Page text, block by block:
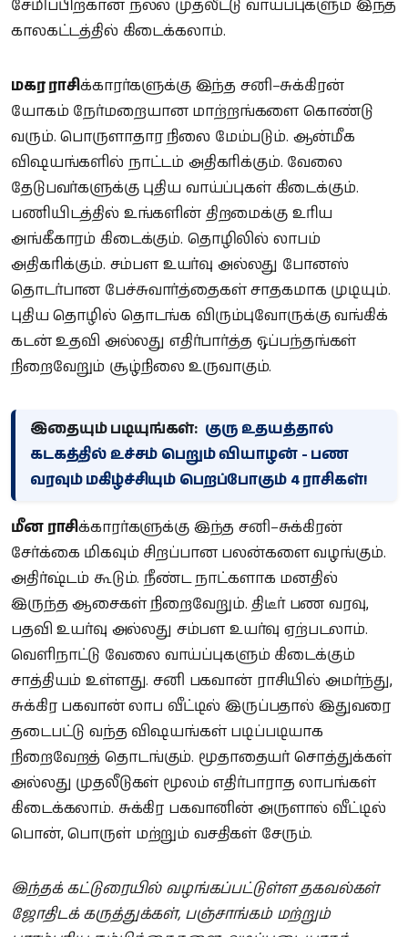
சேமிப்பிற்கான நல்ல முதலீட்டு வாய்ப்புகளும் இந்த
காலகட்டத்தில் கிடைக்கலாம்.
மகர ராசிக்காரர்களுக்கு இந்த சனி–சுக்கிரன்
யோகம் நேர்மறையான மாற்றங்களை கொண்டு
வரும். பொருளாதார நிலை மேம்படும். ஆன்மீக
விஷயங்களில் நாட்டம் அதிகரிக்கும். வேலை
தேடுபவர்களுக்கு புதிய வாய்ப்புகள் கிடைக்கும்.
பணியிடத்தில் உங்களின் திறமைக்கு உரிய
அங்கீகாரம் கிடைக்கும். தொழிலில் லாபம்
அதிகரிக்கும். சம்பள உயர்வு அல்லது போனஸ்
தொடர்பான பேச்சுவார்த்தைகள் சாதகமாக முடியும்.
புதிய தொழில் தொடங்க விரும்புவோருக்கு வங்கிக்
கடன் உதவி அல்லது எதிர்பார்த்த ஒப்பந்தங்கள்
நிறைவேறும் சூழ்நிலை உருவாகும்.
இதையும் படியுங்கள்: குரு உதயத்தால்
கடகத்தில் உச்சம் பெறும் வியாழன் - பண
வரவும் மகிழ்ச்சியும் பெறப்போகும் 4 ராசிகள்!
மீன ராசிக்காரர்களுக்கு இந்த சனி–சுக்கிரன்
சேர்க்கை மிகவும் சிறப்பான பலன்களை வழங்கும்.
அதிர்ஷ்டம் கூடும். நீண்ட நாட்களாக மனதில்
இருந்த ஆசைகள் நிறைவேறும். திடீர் பண வரவு,
பதவி உயர்வு அல்லது சம்பள உயர்வு ஏற்படலாம்.
வெளிநாட்டு வேலை வாய்ப்புகளும் கிடைக்கும்
சாத்தியம் உள்ளது. சனி பகவான் ராசியில் அமர்ந்து,
சுக்கிர பகவான் லாப வீட்டில் இருப்பதால் இதுவரை
தடைபட்டு வந்த விஷயங்கள் படிப்படியாக
நிறைவேறத் தொடங்கும். மூதாதையர் சொத்துக்கள்
அல்லது முதலீடுகள் மூலம் எதிர்பாராத லாபங்கள்
கிடைக்கலாம். சுக்கிர பகவானின் அருளால் வீட்டில்
பொன், பொருள் மற்றும் வசதிகள் சேரும்.
இந்தக் கட்டுரையில் வழங்கப்பட்டுள்ள தகவல்கள்
ஜோதிடக் கருத்துக்கள், பஞ்சாங்கம் மற்றும்